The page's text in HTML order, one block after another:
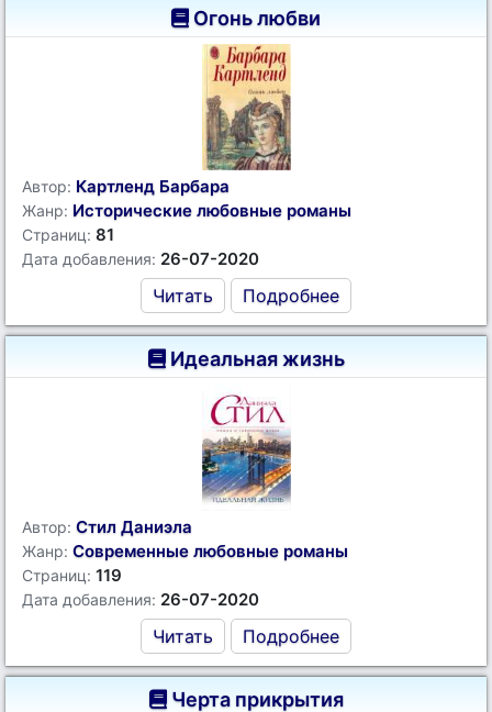
Огонь любви
Автор: Картленд Барбара
Жанр: Исторические любовные романы
Страниц: 81
Дата добавления: 26-07-2020
Читать Подробнее
Идеальная жизнь
Автор: Стил Даниэла
Жанр: Современные любовные романы
Страниц: 119
Дата добавления: 26-07-2020
Читать Подробнее
Черта прикрытия